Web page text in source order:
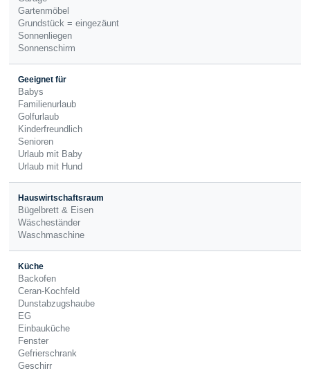
Gartenmöbel
Grundstück = eingezäunt
Sonnenliegen
Sonnenschirm
Geeignet für
Babys
Familienurlaub
Golfurlaub
Kinderfreundlich
Senioren
Urlaub mit Baby
Urlaub mit Hund
Hauswirtschaftsraum
Bügelbrett & Eisen
Wäscheständer
Waschmaschine
Küche
Backofen
Ceran-Kochfeld
Dunstabzugshaube
EG
Einbauküche
Fenster
Gefrierschrank
Geschirr